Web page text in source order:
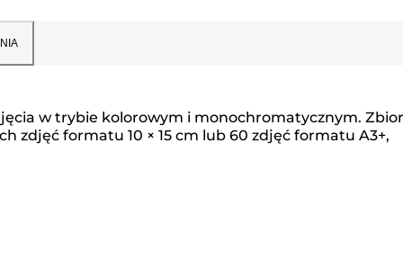
w trybie kolorowym i monochromatycznym.
zdjęć formatu 10 × 15 cm lub 60 zdjęć formatu A3+,